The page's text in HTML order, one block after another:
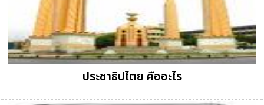
ประชาธิปไตย คืออะไร